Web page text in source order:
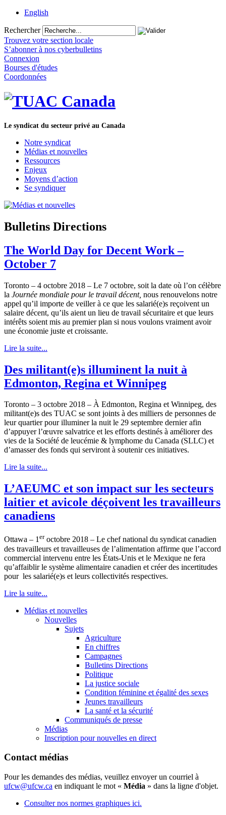
English
Rechercher
Trouvez votre section locale
S’abonner à nos cyberbulletins
Connexion
Bourses d'études
Coordonnées
Le syndicat du secteur privé au Canada
Notre syndicat
Médias et nouvelles
Ressources
Enjeux
Moyens d’action
Se syndiquer
Bulletins Directions
The World Day for Decent Work –
October 7
Toronto – 4 octobre 2018 – Le 7 octobre, soit la date où l’on célèbre
la Journée mondiale pour le travail décent, nous renouvelons notre
appel qu’il importe de veiller à ce que les salarié(e)s reçoivent un
salaire décent, qu’ils aient un lieu de travail sécuritaire et que leurs
intérêts soient mis au premier plan si nous voulons vraiment avoir
une économie juste et croissante.
Lire la suite...
Des militant(e)s illuminent la nuit à
Edmonton, Regina et Winnipeg
Toronto – 3 octobre 2018 – À Edmonton, Regina et Winnipeg, des
militant(e)s des TUAC se sont joints à des milliers de personnes de
leur quartier pour illuminer la nuit le 29 septembre dernier afin
d’appuyer l’œuvre salvatrice et les efforts destinés à améliorer des
vies de la Société de leucémie & lymphome du Canada (SLLC) et
d’amasser des fonds qui serviront à soutenir ces initiatives.
Lire la suite...
L’AEUMC et son impact sur les secteurs
laitier et avicole déçoivent les travailleurs
canadiens
Ottawa – 1eroctobre 2018 – Le chef national du syndicat canadien
des travailleurs et travailleuses de l’alimentation affirme que l’accord
commercial intervenu entre les États-Unis et le Mexique ne fera
qu’affaiblir le système alimentaire canadien et créer des incertitudes
pour les salarié(e)s et leurs collectivités respectives.
Lire la suite...
Médias et nouvelles
Nouvelles
Sujets
Agriculture
En chiffres
Campagnes
Bulletins Directions
Politique
La justice sociale
Condition féminine et égalité des sexes
Jeunes travailleurs
La santé et la sécurité
Communiqués de presse
Médias
Inscription pour nouvelles en direct
Contact médias
Pour les demandes des médias, veuillez envoyer un courriel à
ufcw@ufcw.ca en indiquant le mot « Média » dans la ligne d'objet.
Consulter nos normes graphiques ici.